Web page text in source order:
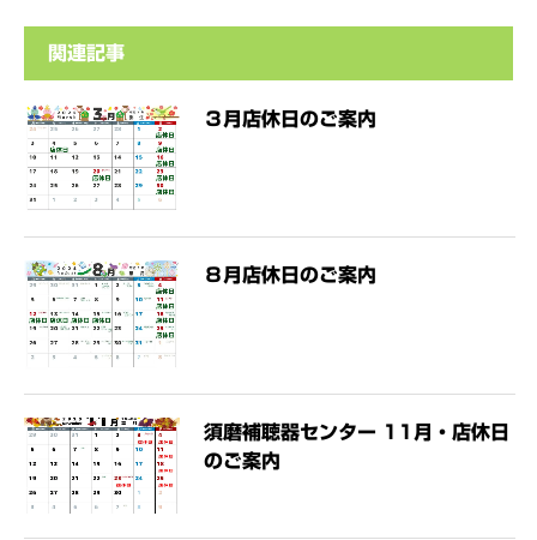
関連記事
３月店休日のご案内
８月店休日のご案内
須磨補聴器センター 11月・店休日
のご案内